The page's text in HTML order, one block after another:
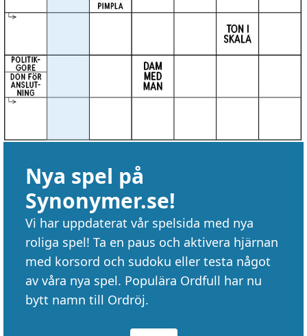
Nya spel på
Synonymer.se!
Vi har uppdaterat vår spelsida med nya
roliga spel! Ta en paus och aktivera hjärnan
med korsord och sudoku eller testa något
av våra nya spel. Populära Ordfull har nu
bytt namn till Ordröj.